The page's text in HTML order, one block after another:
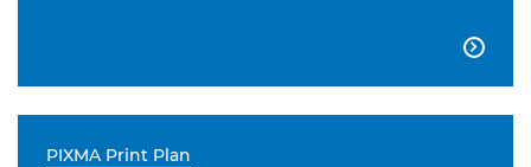

PIXMA Print Plan